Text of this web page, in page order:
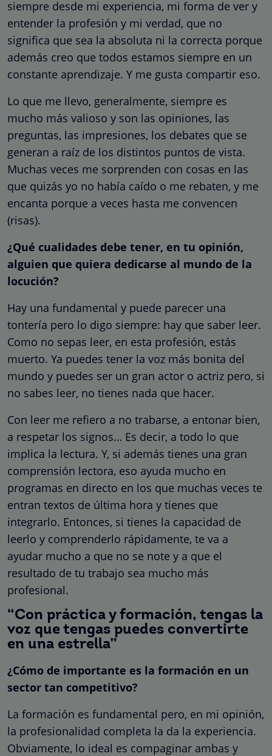
siempre desde mi experiencia, mi forma de ver y
entender la profesión y mi verdad, que no
significa que sea la absoluta ni la correcta porque
además creo que todos estamos siempre en un
constante aprendizaje. Y me gusta compartir eso.
Lo que me llevo, generalmente, siempre es
mucho más valioso y son las opiniones, las
preguntas, las impresiones, los debates que se
generan a raíz de los distintos puntos de vista.
Muchas veces me sorprenden con cosas en las
que quizás yo no había caído o me rebaten, y me
encanta porque a veces hasta me convencen
(risas).
¿Qué cualidades debe tener, en tu opinión,
alguien que quiera dedicarse al mundo de la
locución?
Hay una fundamental y puede parecer una
tontería pero lo digo siempre: hay que saber leer.
Como no sepas leer, en esta profesión, estás
muerto. Ya puedes tener la voz más bonita del
mundo y puedes ser un gran actor o actriz pero, si
no sabes leer, no tienes nada que hacer.
Con leer me refiero a no trabarse, a entonar bien,
a respetar los signos… Es decir, a todo lo que
implica la lectura. Y, si además tienes una gran
comprensión lectora, eso ayuda mucho en
programas en directo en los que muchas veces te
entran textos de última hora y tienes que
integrarlo. Entonces, si tienes la capacidad de
leerlo y comprenderlo rápidamente, te va a
ayudar mucho a que no se note y a que el
resultado de tu trabajo sea mucho más
profesional.
“Con práctica y formación, tengas la
voz que tengas puedes convertirte
en una estrella”
¿Cómo de importante es la formación en un
sector tan competitivo?
La formación es fundamental pero, en mi opinión,
la profesionalidad completa la da la experiencia.
Obviamente, lo ideal es compaginar ambas y